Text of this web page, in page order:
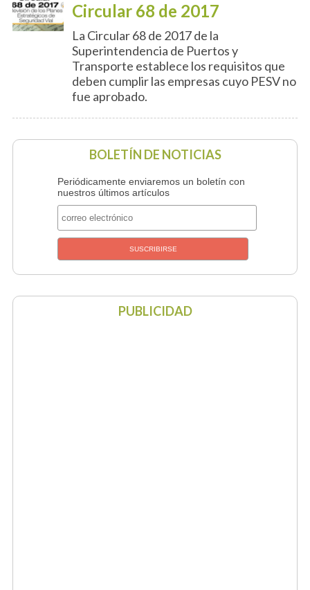
Circular 68 de 2017
La Circular 68 de 2017 de la
Superintendencia de Puertos y
Transporte establece los requisitos que
deben cumplir las empresas cuyo PESV no
fue aprobado.
BOLETÍN DE NOTICIAS
Periódicamente enviaremos un boletín con
nuestros últimos artículos
PUBLICIDAD